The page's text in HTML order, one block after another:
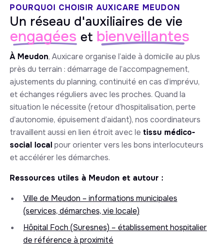
POURQUOI CHOISIR AUXICARE MEUDON
Un réseau d'auxiliaires de vie
engagées et bienveillantes
À Meudon, Auxicare organise l’aide à domicile au plus
près du terrain : démarrage de l’accompagnement,
ajustements du planning, continuité en cas d’imprévu,
et échanges réguliers avec les proches. Quand la
situation le nécessite (retour d’hospitalisation, perte
d’autonomie, épuisement d’aidant), nos coordinateurs
travaillent aussi en lien étroit avec le tissu médico-
social localpour orienter vers les bons interlocuteurs
et accélérer les démarches.
Ressources utiles à Meudon et autour :
Ville de Meudon – informations municipales
(services, démarches, vie locale)
Hôpital Foch (Suresnes) – établissement hospitalier
de référence à proximité